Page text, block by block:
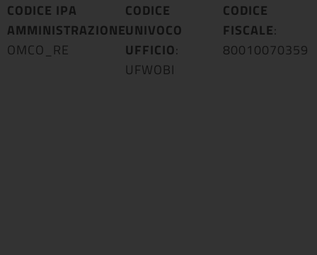
CODICE IPA
AMMINISTRAZIONE:
OMCO_RE
CODICE
UNIVOCO
UFFICIO:
UFWOBI
CODICE
FISCALE:
80010070359